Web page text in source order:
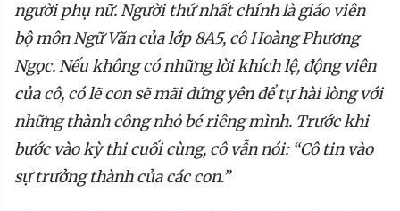
người phụ nữ. Người thứ nhất chính là giáo viên
bộ môn Ngữ Văn của lớp 8A5, cô Hoàng Phương
Ngọc. Nếu không có những lời khích lệ, động viên
của cô, có lẽ con sẽ mãi đứng yên để tự hài lòng với
những thành công nhỏ bé riêng mình. Trước khi
bước vào kỳ thi cuối cùng, cô vẫn nói: “Cô tin vào
sự trưởng thành của các con.”